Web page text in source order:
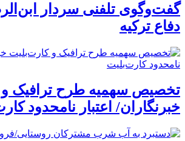
گفت‌وگوی تلفنی سردار
دفاع ترکیه
تخصیص سهمیه طرح ترافیک و
خبرنگاران/ اعتبار نامحدود